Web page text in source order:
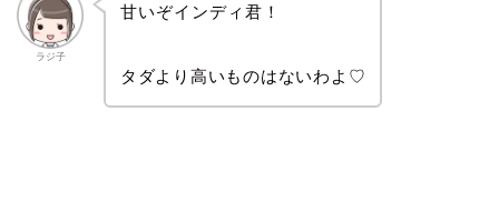
ラジ子
甘いぞインディ君！
タダより高いものはないわよ♡